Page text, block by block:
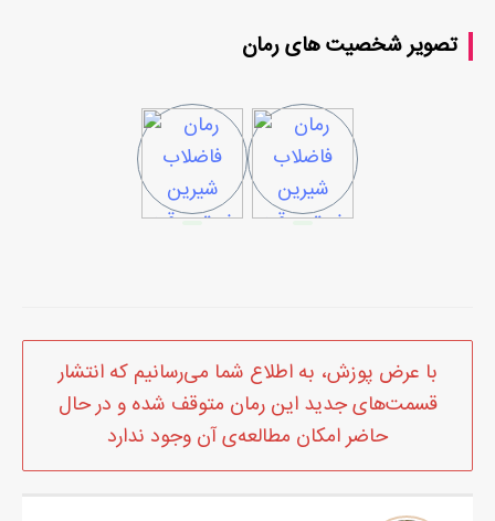
تصویر شخصیت های رمان
با عرض پوزش، به اطلاع شما می‌رسانیم که انتشار
قسمت‌های جدید این رمان متوقف شده و در حال
حاضر امکان مطالعه‌ی آن وجود ندارد